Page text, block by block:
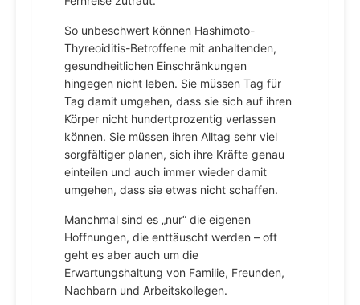
So unbeschwert können Hashimoto-
Thyreoiditis-Betroffene mit anhaltenden,
gesundheitlichen Einschränkungen
hingegen nicht leben. Sie müssen Tag für
Tag damit umgehen, dass sie sich auf ihren
Körper nicht hundertprozentig verlassen
können. Sie müssen ihren Alltag sehr viel
sorgfältiger planen, sich ihre Kräfte genau
einteilen und auch immer wieder damit
umgehen, dass sie etwas nicht schaffen.
Manchmal sind es „nur“ die eigenen
Hoffnungen, die enttäuscht werden – oft
geht es aber auch um die
Erwartungshaltung von Familie, Freunden,
Nachbarn und Arbeitskollegen.